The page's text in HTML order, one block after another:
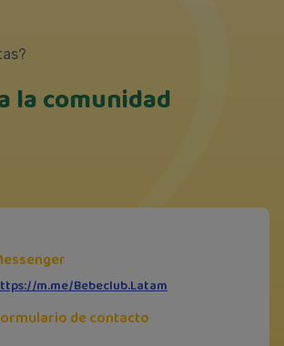
la comunidad
m.me/Bebeclub.Latam
de contacto